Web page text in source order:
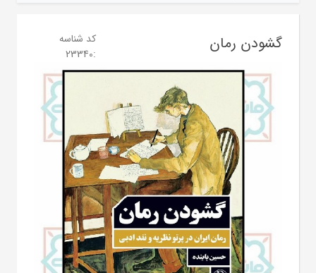
گشودن رمان
کد شناسه
:
23340